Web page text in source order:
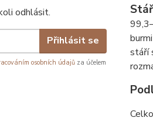
odhlásit.
Přihlásit se
osobních údajů za účelem
stáří